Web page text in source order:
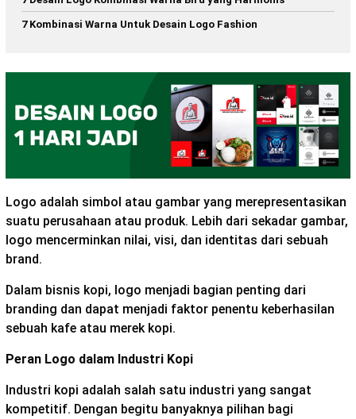
7 Kombinasi Warna Untuk Desain Logo Fashion
Logo adalah simbol atau gambar yang merepresentasikan
suatu perusahaan atau produk. Lebih dari sekadar gambar,
logo mencerminkan nilai, visi, dan identitas dari sebuah
brand.
Dalam bisnis kopi, logo menjadi bagian penting dari
branding dan dapat menjadi faktor penentu keberhasilan
sebuah kafe atau merek kopi.
Peran Logo dalam Industri Kopi
Industri kopi adalah salah satu industri yang sangat
kompetitif. Dengan begitu banyaknya pilihan bagi